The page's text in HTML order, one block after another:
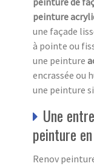
peinture
une façade
à pointe ou
une peinture
encrassée ou
une peinture
Une
peinture
Renov